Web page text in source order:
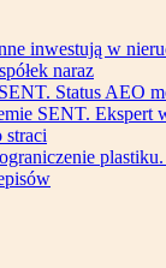
inwestują w
naraz
Status AEO
SENT. Ekspert
straci